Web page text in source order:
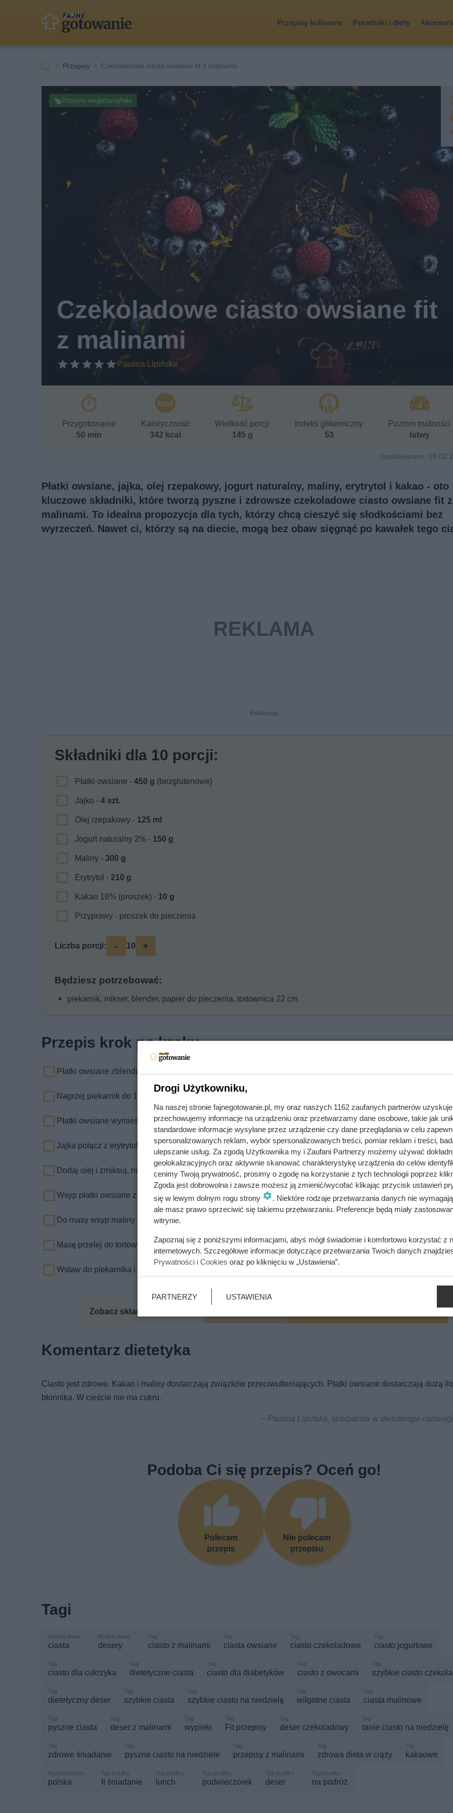
Przepisy kulinarne Poradniki i diety
Przepisy Czekoladowe ciasto owsiane fit z malinami
Czekoladowe ciasto owsiane fit
z malinami
Paulina Lipińska
Przepis wegetariański
Przygotowanie
50 min
Kaloryczność
342 kcal
Wielkość porcji
145 g
Indeks glikemiczny
53
Poziom trudności
łatwy
Opublikowano:
Płatki owsiane, jajka, olej rzepakowy, jogurt naturalny, maliny, erytrytol i kakao - oto
kluczowe składniki, które tworzą pyszne i zdrowsze czekoladowe ciasto owsiane fit z
malinami. To idealna propozycja dla tych, którzy chcą cieszyć się słodkościami bez
wyrzeczeń. Nawet ci, którzy są na diecie, mogą bez obaw sięgnąć po kawałek tego
Składniki dla 10 porcji:
Płatki owsiane - 450 g (bezglutenowe)
Jajko - 4 szt.
Olej rzepakowy - 125 ml
Jogurt naturalny 2% - 150 g
Maliny - 300 g
Erytrytol - 210 g
Kakao 16% (proszek) - 10 g
Przyprawy - proszek do pieczenia
Liczba porcji: - 10 +
Będziesz potrzebować:
piekarnik, mikser, blender, papier do pieczenia, tortownica 22 cm
Przepis krok po kroku
Płatki owsiane zblenduj, by trochę je rozdrobnić. Nie musi powstać mąka.
Nagrzej piekarnik do 180 st. C. Blaszkę wyłóż papierem do pieczenia.
Płatki owsiane wymieszaj z kakao oraz płaską łyżką proszku do pieczenia.
Jajka połącz z erytrytolem i ubijaj kilka minut.
Dodaj olej i zmiksuj, następnie dodaj jogurt i ponownie wymieszaj.
Wsyp płatki owsiane z kakao i proszkiem do pieczenia. Wymieszaj mikserem.
Do masy wsyp maliny i wymieszaj.
Masę przelej do tortownicy.
Wstaw do piekarnika i piecz do suchego patyczka (około 35 minut).
Zobacz składniki odżywcze
Komentarz dietetyka
Ciasto jest zdrowe. Kakao i maliny dostarczają związków przeciwutleniających. Płatki owsiane dostarczają dużą
błonnika. W cieście nie ma cukru.
~ Paulina Lipińska, specjalista w dietoterapii nadwagi
Podoba Ci się przepis? Oceń go!
Polecam
przepis
Nie polecam
przepisu
Tagi
ciasta desery ciasto z malinami ciasta owsiane ciasto czekoladowe ciasto jogurtowe
ciasto dla cukrzyka dietetyczne ciasta ciasto dla diabetyków ciasto z owocami szybkie ciasto
dietetyczny deser szybkie ciasta szybkie ciasto na niedzielę wilgotne ciasta ciasta malinowe
pyszne ciasta deser z malinami wypieki Fit przepisy deser czekoladowy tanie ciasto na niedzielę
zdrowe śniadanie pyszne ciasto na niedziele przepisy z malinami zdrowa dieta w ciąży kakaowe
polska II śniadanie lunch podwieczorek deser na podróż
Drogi Użytkowniku,
Na naszej stronie fajnegotowanie.pl, my oraz naszych 1162 zaufanych partnerów
przechowujemy informacje na urządzeniu oraz przetwarzamy dane osobowe, takie jak
standardowe informacje wysyłane przez urządzenie czy dane przeglądania w celu
spersonalizowanych reklam, wybór spersonalizowanych treści, pomiar reklam i treści,
ulepszanie usług. Za zgodą Użytkownika my i Zaufani Partnerzy możemy używać
geolokalizacyjnych oraz aktywnie skanować charakterystykę urządzenia do celów
cenimy Twoją prywatność, prosimy o zgodę na korzystanie z tych technologii poprzez
Zgoda jest dobrowolna i zawsze możesz ją zmienić/wycofać klikając przycisk ustawień
się w lewym dolnym rogu strony
. Niektóre rodzaje przetwarzania danych nie
ale masz prawo sprzeciwić się takiemu przetwarzaniu. Preferencje będą miały
witrynie.
Zapoznaj się z poniższymi informacjami, abyś mógł świadomie i komfortowo korzystać z
internetowych. Szczegółowe informacje dotyczące przetwarzania Twoich danych
Prywatności i Cookies oraz po kliknięciu w „Ustawienia”.
PARTNERZY USTAWIENIA